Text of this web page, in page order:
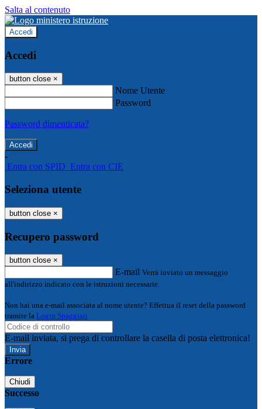
Salta al contenuto
Accedi
Accedi
button close ×
Nome Utente
Password
Password dimenticata?
-
Entra con SPID Entra con CIE
Seleziona utente
button close ×
Recupero password
button close ×
E-mail Verrà inviato un messaggio
all'indirizzo indicato con le istruzioni necessarie.
Non hai una e-mail associata al nome utente? Effettua il reset della password
tramite la Login Spaggiari
E-mail inviata, si prega di controllare la casella di posta elettronica!
Errore
Chiudi
Successo